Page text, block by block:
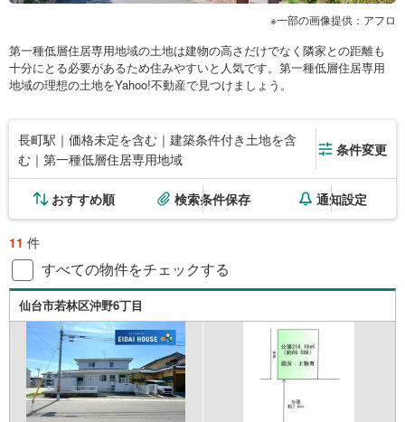
一部の画像提供：アフロ
第一種低層住居専用地域の土地は建物の高さだけでなく隣家との距離も
十分にとる必要があるため住みやすいと人気です。第一種低層住居専用
地域の理想の土地をYahoo!不動産で見つけましょう。
長町駅｜価格未定を含む｜建築条件付き土地を含
む｜第一種低層住居専用地域
条件変更
おすすめ順 検索条件保存 通知設定
11 件
すべての物件をチェックする
仙台市若林区沖野6丁目